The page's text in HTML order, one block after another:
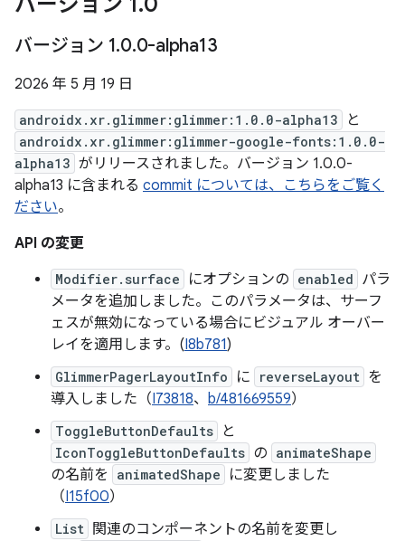
バージョン 1.0.0-alpha13
2026 年 5 月 19 日
androidx.xr.glimmer:glimmer:1.0.0-alpha13 と
androidx.xr.glimmer:glimmer-google-fonts:1.0.0-
alpha13 がリリースされました。バージョン 1.0.0-
alpha13 に含まれる commit については、こちらをご覧く
ださい。
API の変更
Modifier.surface にオプションの enabled パラ
メータを追加しました。このパラメータは、サーフ
ェスが無効になっている場合にビジュアル オーバー
レイを適用します。(I8b781)
GlimmerPagerLayoutInfo に reverseLayout を
導入しました（I73818、 b/481669559）
ToggleButtonDefaults と
IconToggleButtonDefaults の animateShape
の名前を animatedShape
に変更しました
（I15f00）
List 関連のコンポーネントの名前を変更し